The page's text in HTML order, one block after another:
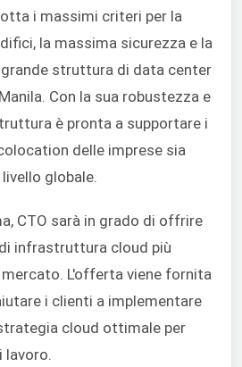
i massimi criteri per la
la massima sicurezza e la
grande struttura di data center
Con la sua robustezza e
è pronta a supportare i
delle imprese sia
globale.
CTO sarà in grado di offrire
infrastruttura cloud più
L'offerta viene fornita
i clienti a implementare
cloud ottimale per